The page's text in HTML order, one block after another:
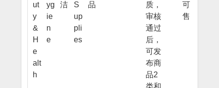
ut
y
&
H
e
alt
h
yg
ie
n
e
洁
S
up
pli
es
品
质，
审核
通过
后，
可发
布商
品2
类和
可
售